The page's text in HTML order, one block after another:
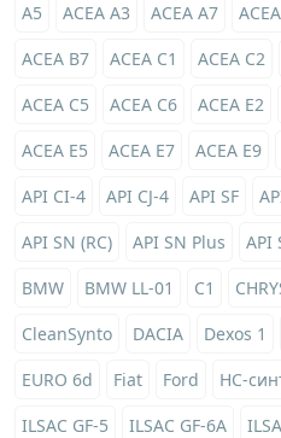
A5
ACEA A3 ACEA A7
ACEA B7
ACEA C1 ACEA C2
ACEA C5
ACEA C6 ACEA E2
ACEA E5
ACEA E7 ACEA E9
API CI-4
API CJ-4 API SF
API SN (RC)
API SN Plus API
BMW
BMW LL-01 C1
CleanSynto
DACIA Dexos 1
EURO 6d
Fiat Ford HC-
ILSAC GF-5
ILSAC GF-6A